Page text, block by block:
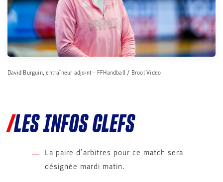
David Burguin, entraîneur adjoint - FFHandball / Brool Video
LES INFOS CLEFS
La paire d’arbitres pour ce match sera
désignée mardi matin.